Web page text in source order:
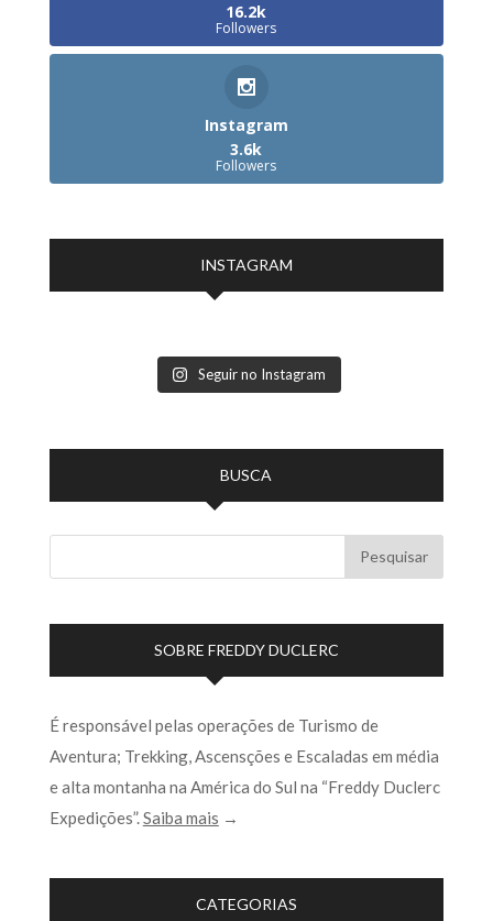
16.2k
Followers
Instagram
3.6k
Followers
INSTAGRAM
Seguir no Instagram
BUSCA
SOBRE FREDDY DUCLERC
É responsável pelas operações de Turismo de
Aventura; Trekking, Ascensções e Escaladas em média
e alta montanha na América do Sul na “Freddy Duclerc
Expedições”.Saiba mais →
CATEGORIAS